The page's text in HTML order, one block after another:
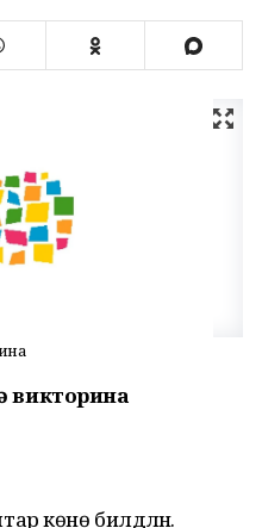
викторина
көнө билдәләнә.